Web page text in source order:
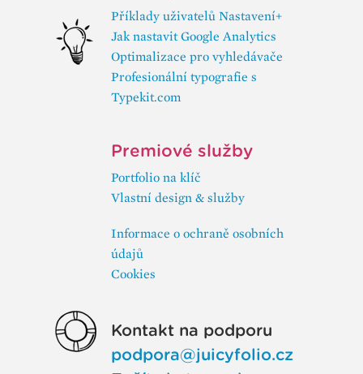
Příklady uživatelů Nastavení+
Jak nastavit Google Analytics
Optimalizace pro vyhledávače
Profesionální typografie s
Typekit.com
Premiové služby
Portfolio na klíč
Vlastní design & služby
Informace o ochraně osobních
údajů
Cookies
Kontakt na podporu
podpora@juicyfolio.cz